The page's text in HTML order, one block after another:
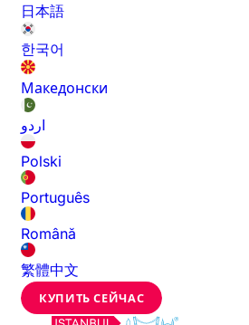
日本語
한국어
Македонски
اردو
Polski
Português
Română
繁體中文
КУПИТЬ СЕЙЧАС